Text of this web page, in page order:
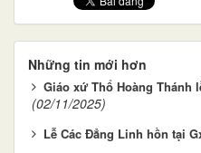
Những tin mới hơn
Giáo xứ Thổ Hoàng Thánh
(02/11/2025)
Lễ Các Đẳng Linh hồn tại